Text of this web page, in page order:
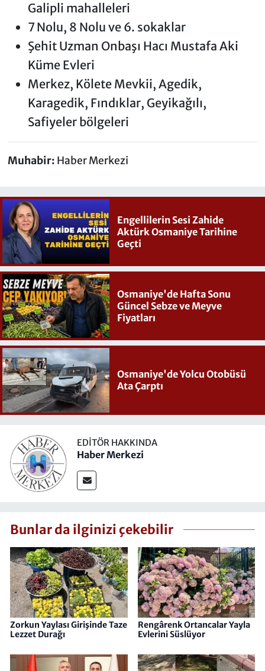
Galipli mahalleleri
7 Nolu, 8 Nolu ve 6. sokaklar
Şehit Uzman Onbaşı Hacı Mustafa Aki
Küme Evleri
Merkez, Kölete Mevkii, Agedik,
Karagedik, Fındıklar, Geyikağılı,
Safiyeler bölgeleri
Muhabir: Haber Merkezi
Engellilerin Sesi Zahide
Aktürk Osmaniye Tarihine
Geçti
Osmaniye'de Hafta Sonu
Güncel Sebze ve Meyve
Fiyatları
Osmaniye'de Yolcu Otobüsü
Ata Çarptı
EDITÖR HAKKINDA
Haber Merkezi
Bunlar da ilginizi çekebilir
Zorkun Yaylası Girişinde Taze
Lezzet Durağı
Rengârenk Ortancalar Yayla
Evlerini Süslüyor